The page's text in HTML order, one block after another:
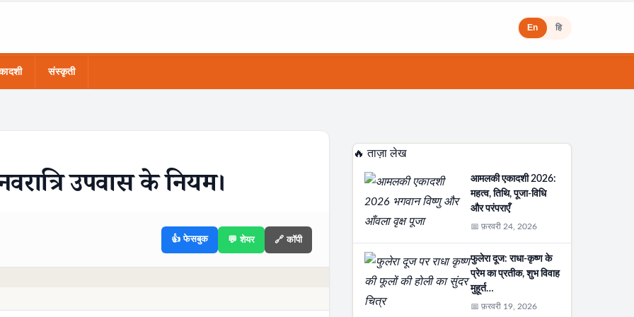
En हि
संस्कृती
उपवास के नियम।
👍 फेसबुक 💬 शेयर 🔗 कॉपी
🔥 ताज़ा लेख
आमलकी एकादशी 2026:
महत्व, तिथि, पूजा-विधि
और परंपराएँ
📅 फ़रवरी 24, 2026
फुलेरा दूज: राधा-कृष्ण के
प्रेम का प्रतीक, शुभ विवाह
मुहूर्त…
📅 फ़रवरी 19, 2026